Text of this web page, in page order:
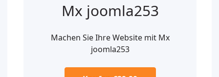
Mx joomla253
Machen Sie Ihre Website mit Mx
joomla253